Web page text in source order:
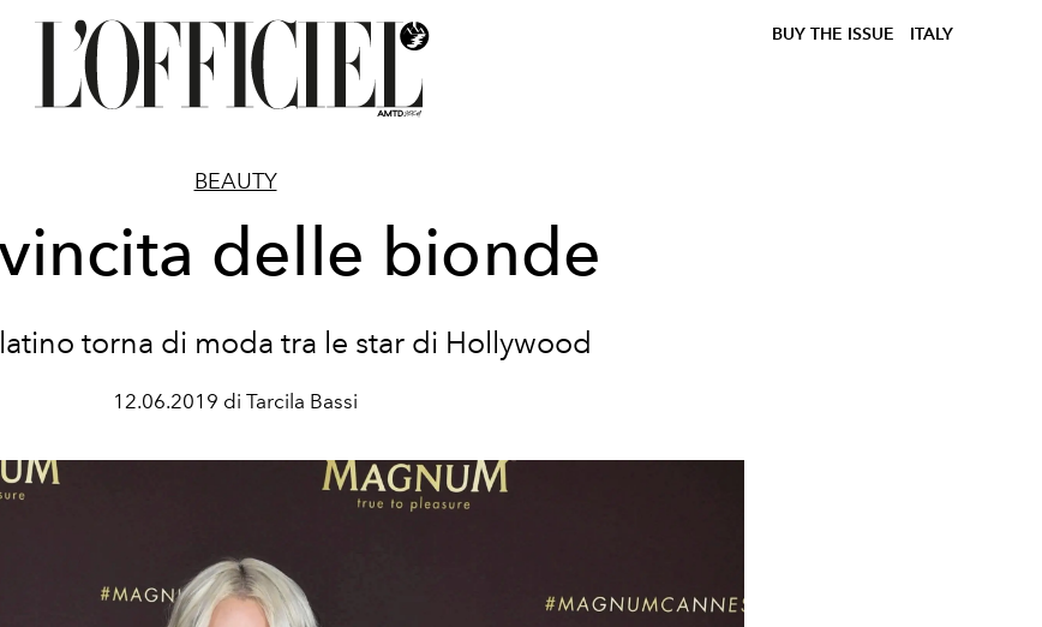
BUY THE ISSUE ITALY
BEAUTY
delle bionde
torna di moda tra le star di Hollywood
12.06.2019 di Tarcila Bassi